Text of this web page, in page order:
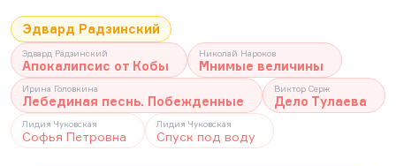
Эдвард Радзинский
Эдвард Радзинский
Апокалипсис от Кобы
Николай Нароков
Мнимые величины
Ирина Головкина
Лебединая песнь. Побежденные
Виктор Серж
Дело Тулаева
Лидия Чуковская
Софья Петровна
Лидия Чуковская
Спуск под воду